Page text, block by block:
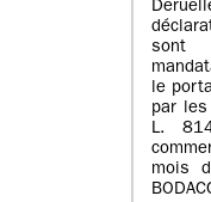
sont
le
par
L.
mois